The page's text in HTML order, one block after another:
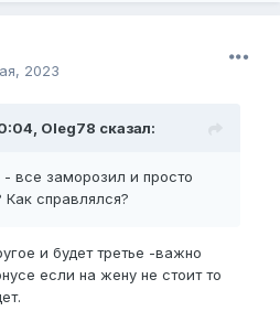
2023
Oleg78 сказал:
все заморозил и просто
Как справлялся?
и будет третье -важно
если на жену не стоит то